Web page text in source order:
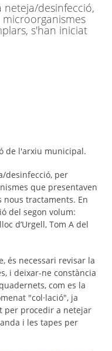
desinfecció,
s'han iniciat
de l'arxiu municipal.
desinfecció, per
que presentaven
tractaments. En
del segon volum:
d’Urgell, Tom A del
és necessari revisar la
i deixar-ne constància
com es la
"col·lació", ja
per procedir a netejar
i les tapes per